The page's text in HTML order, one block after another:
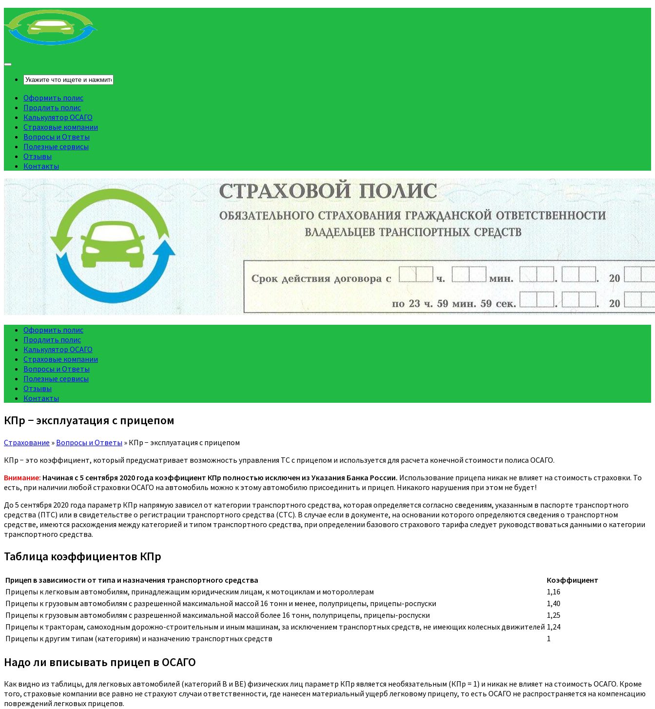
Оформить полис
Продлить полис
Калькулятор ОСАГО
Страховые компании
Вопросы и Ответы
Полезные сервисы
Отзывы
Контакты
Оформить полис
Продлить полис
Калькулятор ОСАГО
Страховые компании
Вопросы и Ответы
Полезные сервисы
Отзывы
Контакты
КПр − эксплуатация с прицепом
Страхование » Вопросы и Ответы » КПр − эксплуатация с прицепом
КПр − это коэффициент, который предусматривает возможность управления ТС с прицепом и используется для расчета конечной стоимости полиса ОСАГО.
Внимание: Начиная с 5 сентября 2020 года коэффициент КПр полностью исключен из Указания Банка России. Использование прицепа никак не влияет на стоимость страховки. То
есть, при наличии любой страховки ОСАГО на автомобиль можно к этому автомобилю присоединить и прицеп. Никакого нарушения при этом не будет!
До 5 сентября 2020 года параметр КПр напрямую зависел от категории транспортного средства, которая определяется согласно сведениям, указанным в паспорте транспортного
средства (ПТС) или в свидетельстве о регистрации транспортного средства (СТС). В случае если в документе, на основании которого определяются сведения о транспортном
средстве, имеются расхождения между категорией и типом транспортного средства, при определении базового страхового тарифа следует руководствоваться данными о категории
транспортного средства.
Таблица коэффициентов КПр
Прицеп в зависимости от типа и назначения транспортного средства
Коэффициент
Прицепы к легковым автомобилям, принадлежащим юридическим лицам, к мотоциклам и мотороллерам
1,16
Прицепы к грузовым автомобилям с разрешенной максимальной массой 16 тонн и менее, полуприцепы, прицепы-роспуски
1,40
Прицепы к грузовым автомобилям с разрешенной максимальной массой более 16 тонн, полуприцепы, прицепы-роспуски
1,25
Прицепы к тракторам, самоходным дорожно-строительным и иным машинам, за исключением транспортных средств, не имеющих колесных движителей 1,24
Прицепы к другим типам (категориям) и назначению транспортных средств
1
Надо ли вписывать прицеп в ОСАГО
Как видно из таблицы, для легковых автомобилей (категорий B и BE) физических лиц параметр КПр является необязательным (КПр = 1) и никак не влияет на стоимость ОСАГО. Кроме
того, страховые компании все равно не страхуют случаи ответственности, где нанесен материальный ущерб легковому прицепу, то есть ОСАГО не распространяется на компенсацию
повреждений легковых прицепов.